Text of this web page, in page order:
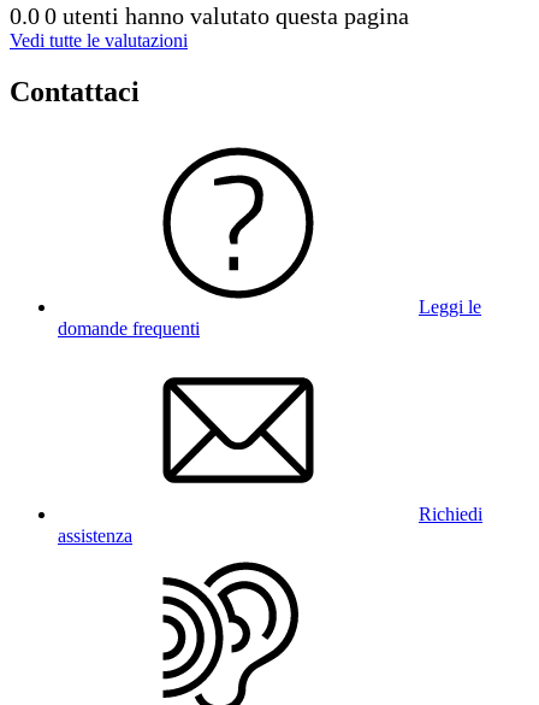
0.00 utenti hanno valutato questa pagina
Vedi tutte le valutazioni
Contattaci
Leggi le
domande frequenti
Richiedi
assistenza